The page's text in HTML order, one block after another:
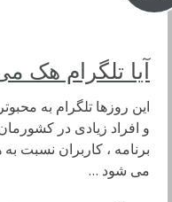
آیا تلگرام هک
این روزها تلگرام به
و افراد زیادی در
برنامه ، کاربران نسبت
می شود …